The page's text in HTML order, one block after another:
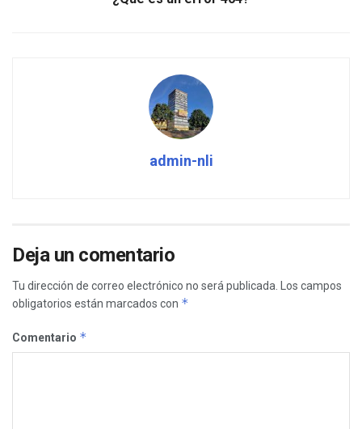
admin-nli
Deja un comentario
Tu dirección de correo electrónico no será publicada.
Los campos
obligatorios están marcados con *
Comentario *